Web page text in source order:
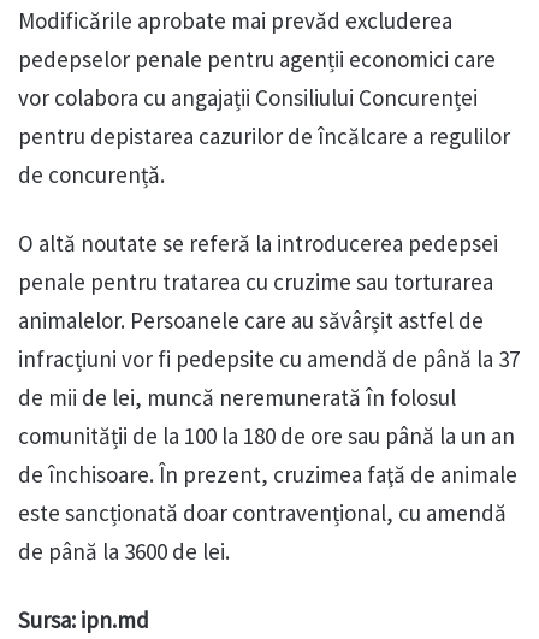
Modificările aprobate mai prevăd excluderea
pedepselor penale pentru agenții economici care
vor colabora cu angajații Consiliului Concurenței
pentru depistarea cazurilor de încălcare a regulilor
de concurență.
O altă noutate se referă la introducerea pedepsei
penale pentru tratarea cu cruzime sau torturarea
animalelor. Persoanele care au săvârșit astfel de
infracțiuni vor fi pedepsite cu amendă de până la 37
de mii de lei, muncă neremunerată în folosul
comunității de la 100 la 180 de ore sau până la un an
de închisoare. În prezent, cruzimea faţă de animale
este sancționată doar contravențional, cu amendă
de până la 3600 de lei.
Sursa: ipn.md